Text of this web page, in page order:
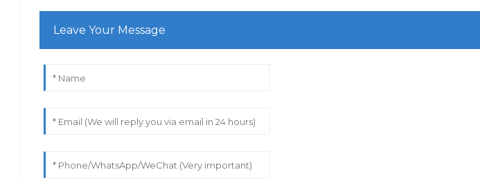
Leave Your Message